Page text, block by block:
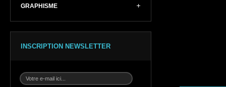
GRAPHISME
INSCRIPTION NEWSLETTER